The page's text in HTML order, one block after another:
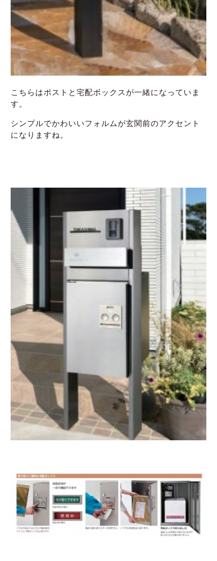
こちらはポストと宅配ボックスが一緒になっていま
す。
シンプルでかわいいフォルムが玄関前のアクセント
になりますね。